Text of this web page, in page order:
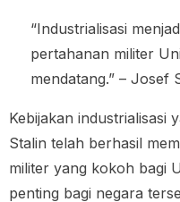
“Industrialisasi
pertahanan militer
mendatang.” – Josef
Kebijakan industrialisasi
Stalin telah berhasil
militer yang kokoh bagi
penting bagi negara